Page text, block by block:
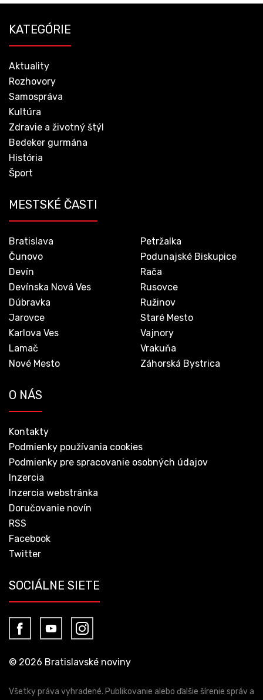
KATEGÓRIE
Aktuality
Rozhovory
Samospráva
Kultúra
Zdravie a životný štýl
Bedeker gurmána
História
Šport
MESTSKÉ ČASTI
Bratislava
Čunovo
Devín
Devínska Nová Ves
Dúbravka
Jarovce
Karlova Ves
Lamač
Nové Mesto
Petržalka
Podunajské Biskupice
Rača
Rusovce
Ružinov
Staré Mesto
Vajnory
Vrakuňa
Záhorská Bystrica
O NÁS
Kontakty
Podmienky používania cookies
Podmienky pre spracovanie osobných údajov
Inzercia
Inzercia webstránka
Doručovanie novín
RSS
Facebook
Twitter
SOCIÁLNE SIETE
© 2026 Bratislavské noviny
Všetky práva vyhradené. Publikovanie alebo ďalšie šírenie správ a